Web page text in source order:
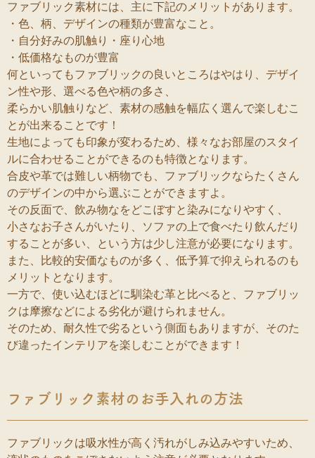
ファブリック素材には、主に下記のメリットがあります。
・色、柄、デザインの種類が豊富なこと。
・自分好みの肌触り・座り心地
・低価格なものが豊富
何といってもファブリックの良いところはやはり、デザイ
ン性や形、選べる色や柄の多さ、
柔らかい肌触りなど、素材の感触を幅広く選んで楽しむこ
とが出来ることです！
生地によっても印象が変わるため、様々なお部屋のスタイ
ルに合わせることができるのも特徴となります。
合皮や革では難しい柄物でも、ファブリックならたくさん
のデザインの中から選ぶことができますよ。
その反面で、飲み物なをどこぼすと染みになりやすく、
小さなお子さんがいたり、ソファの上で食べたり飲んだり
することが多い、という方は少し注意が必要になります。
また、比較的安価なものが多く、低予算で抑えられるのも
メリットとなります。
一方で、使い込むほどに馴染む革と比べると、ファブリッ
クは摩擦などによる劣化が避けられません。
そのため、耐久性で劣るという側面もありますが、そのた
び違ったインテリアを楽しむことができます！
ファブリック素材のお手入れの方法
ファブリックは吸水性が高く汚れがしみ込みやすいため、